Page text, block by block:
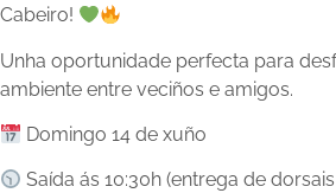
Cabeiro!
Unha oportunidade perfecta para
ambiente entre veciños e amigos.
Domingo 14 de xuño
Saída ás 10:30h (entrega de